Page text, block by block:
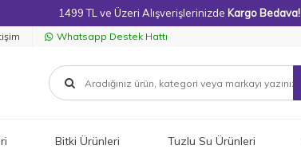
1499 TL ve Üzeri Alışverişlerinizde Kargo Bedava!
Whatsapp Destek Hattı
Bitki Ürünleri Tuzlu Su Ürünleri